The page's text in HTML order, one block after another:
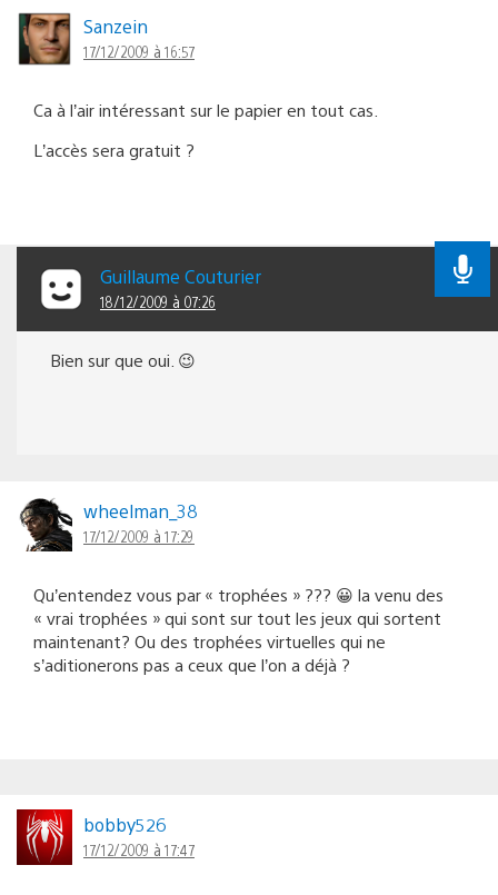
Sanzein
17/12/2009 à 16:57
Ca à l’air intéressant sur le papier en tout cas.
L’accès sera gratuit ?
Guillaume Couturier
18/12/2009 à 07:26
Bien sur que oui. 😉
wheelman_38
17/12/2009 à 17:29
Qu’entendez vous par « trophées » ??? 😀 la venu des
« vrai trophées » qui sont sur tout les jeux qui sortent
maintenant? Ou des trophées virtuelles qui ne
s’aditionerons pas a ceux que l’on a déjà ?
bobby526
17/12/2009 à 17:47